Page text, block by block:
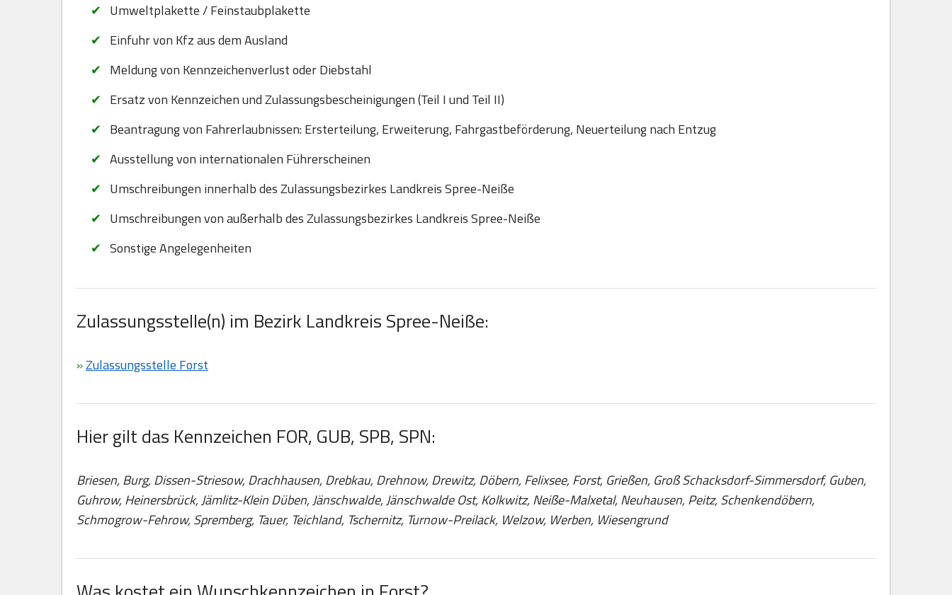
Umweltplakette / Feinstaubplakette
Einfuhr von Kfz aus dem Ausland
Meldung von Kennzeichenverlust oder Diebstahl
Ersatz von Kennzeichen und Zulassungsbescheinigungen (Teil I und Teil II)
Beantragung von Fahrerlaubnissen: Ersterteilung, Erweiterung, Fahrgastbeförderung, Neuerteilung nach Entzug
Ausstellung von internationalen Führerscheinen
Umschreibungen innerhalb des Zulassungsbezirkes Landkreis Spree-Neiße
Umschreibungen von außerhalb des Zulassungsbezirkes Landkreis Spree-Neiße
Sonstige Angelegenheiten
Zulassungsstelle(n) im Bezirk Landkreis Spree-Neiße:
»Zulassungsstelle Forst
Hier gilt das Kennzeichen FOR, GUB, SPB, SPN:
Briesen, Burg, Dissen-Striesow, Drachhausen, Drebkau, Drehnow, Drewitz, Döbern, Felixsee, Forst, Grießen, Groß Schacksdorf-Simmersdorf, Guben,
Guhrow, Heinersbrück, Jämlitz-Klein Düben, Jänschwalde, Jänschwalde Ost, Kolkwitz, Neiße-Malxetal, Neuhausen, Peitz, Schenkendöbern,
Schmogrow-Fehrow, Spremberg, Tauer, Teichland, Tschernitz, Turnow-Preilack, Welzow, Werben, Wiesengrund